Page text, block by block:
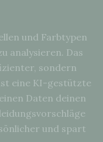
und Farbtypen
analysieren. Das
sondern
eine KI-gestützte
Daten deinen
und spart